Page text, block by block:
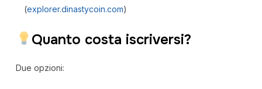
(explorer.dinastycoin.com)
Quanto costa iscriversi?
Due opzioni: